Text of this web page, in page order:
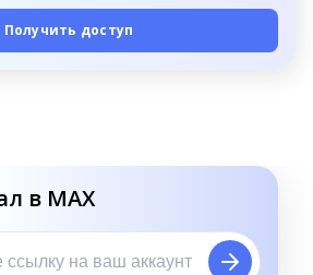
Получить доступ
в MAX